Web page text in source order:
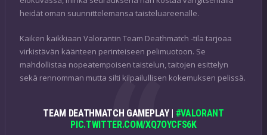
heidät oman suunnittelemansa taisteluareenalle.
Kaiken kaikkiaan Valorantin Team Deathmatch -tila tarjoaa
virkistävän käänteen perinteiseen pelimuotoon. Se
mahdollistaa nopeatempoisen taistelun, taitojen esittelyn
sekä rennomman mutta silti kilpailullisen kokemuksen pelissä.
TEAM DEATHMATCH GAMEPLAY | #VALORANT
PIC.TWITTER.COM/XQ7OYCFS6K